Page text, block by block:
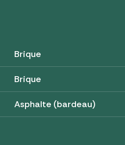
Brique
Brique
Asphalte (bardeau)